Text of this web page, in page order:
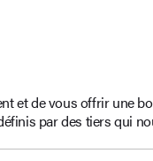
et de vous offrir une
par des tiers qui